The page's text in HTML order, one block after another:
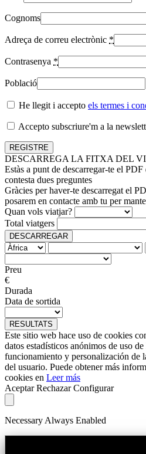
Cognoms
Adreça de correu electrònic *
Contrasenya *
Població
He llegit i accepto els termes i
Accepto subscriure'm a la
DESCARREGA LA FITXA DEL
Estàs a punt de descarregar-te el PDF
contesta dues preguntes
Gràcies per haver-te descarregat el
posarem en contacte amb tu per
Quan vols viatjar?
Total viatgers
DESCARREGAR
Preu
€
Durada
Data de sortida
RESULTATS
Este sitio web hace uso de cookies
datos estadísticos anónimos de uso
funcionamiento y personalización de
del usuario. Puede obtener más
cookies en Leer más
Aceptar Rechazar Configurar
Necessary Always Enabled